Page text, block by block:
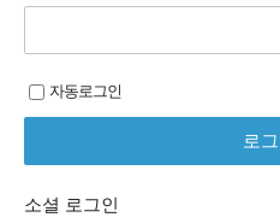
자동로그인
소셜 로그인